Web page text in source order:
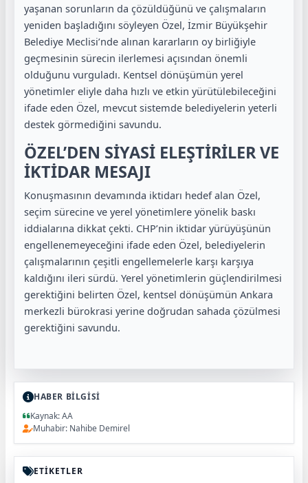
yaşanan sorunların da çözüldüğünü ve çalışmaların
yeniden başladığını söyleyen Özel, İzmir Büyükşehir
Belediye Meclisi’nde alınan kararların oy birliğiyle
geçmesinin sürecin ilerlemesi açısından önemli
olduğunu vurguladı. Kentsel dönüşümün yerel
yönetimler eliyle daha hızlı ve etkin yürütülebileceğini
ifade eden Özel, mevcut sistemde belediyelerin yeterli
destek görmediğini savundu.
ÖZEL’DEN SİYASİ ELEŞTİRİLER VE
İKTİDAR MESAJI
Konuşmasının devamında iktidarı hedef alan Özel,
seçim sürecine ve yerel yönetimlere yönelik baskı
iddialarına dikkat çekti. CHP’nin iktidar yürüyüşünün
engellenemeyeceğini ifade eden Özel, belediyelerin
çalışmalarının çeşitli engellemelerle karşı karşıya
kaldığını ileri sürdü. Yerel yönetimlerin güçlendirilmesi
gerektiğini belirten Özel, kentsel dönüşümün Ankara
merkezli bürokrasi yerine doğrudan sahada çözülmesi
gerektiğini savundu.
HABER BİLGİSİ
Kaynak: AA
Muhabir: Nahibe Demirel
ETİKETLER